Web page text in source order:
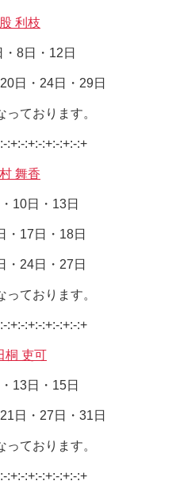
利枝
8日・12日
日・24日・29日
っております。
:+:-:+:-:+:-:+:-:+
舞香
10日・13日
・17日・18日
・24日・27日
っております。
:+:-:+:-:+:-:+:-:+
桐 吏可
13日・15日
日・27日・31日
っております。
:+:-:+:-:+:-:+:-:+